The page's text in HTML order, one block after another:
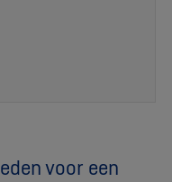
voor een